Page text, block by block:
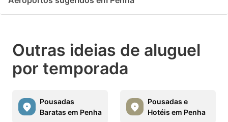
Outras ideias de aluguel
por temporada
Pousadas
Baratas em Penha
Pousadas e
Hotéis em Penha